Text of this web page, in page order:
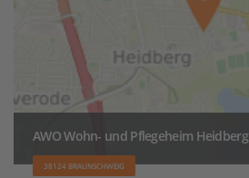
AWO Wohn- und Pflegeheim Heidberg
38124 BRAUNSCHWEIG